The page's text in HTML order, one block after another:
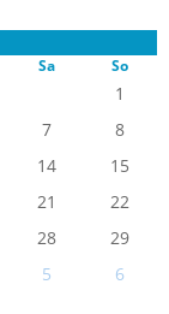
Sa So
1
7
8
14
15
21
22
28
29
5 6